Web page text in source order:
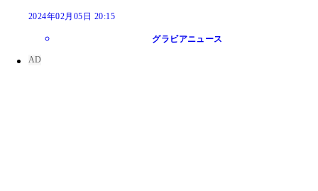
2024年02月05日 20:15
グラビアニュース